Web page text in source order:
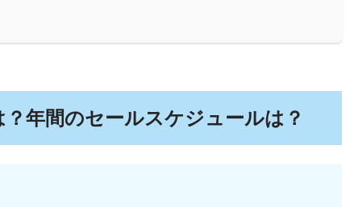
年間のセールスケジュールは？